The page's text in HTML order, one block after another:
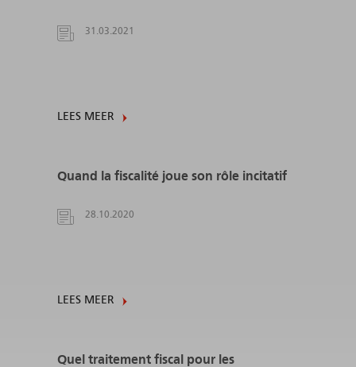
31.03.2021
LEES MEER
Quand la fiscalité joue son rôle incitatif
28.10.2020
LEES MEER
Quel traitement fiscal pour les